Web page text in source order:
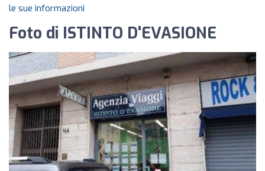
le sue informazioni
Foto di ISTINTO D'EVASIONE